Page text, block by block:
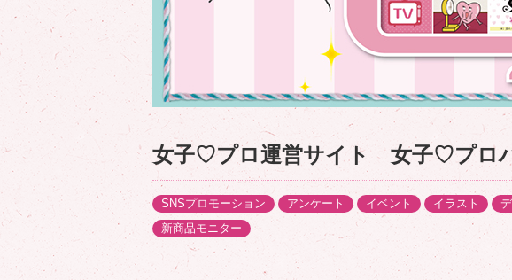
女子♡プロ運営サイト 女子♡プロ
SNSプロモーション アンケート イベント イラスト
新商品モニター